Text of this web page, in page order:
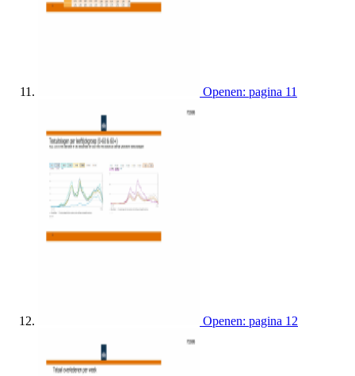
Openen: pagina 11
Openen: pagina 12